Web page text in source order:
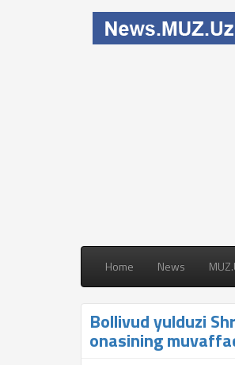
Home News
Bollivud yulduzi
onasining